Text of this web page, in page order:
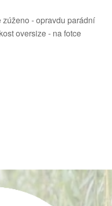
- opravdu parádní
oversize - na fotce